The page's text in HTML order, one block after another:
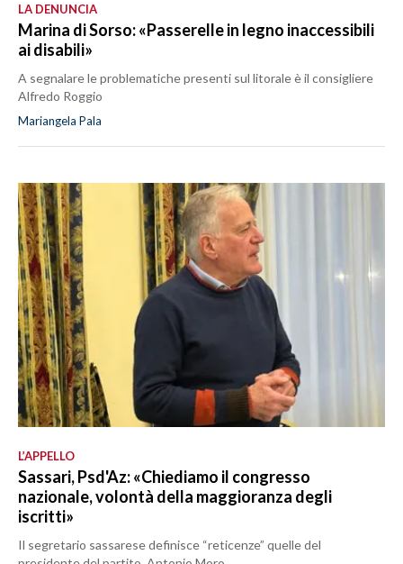
LA DENUNCIA
Marina di Sorso: «Passerelle in legno inaccessibili
ai disabili»
A segnalare le problematiche presenti sul litorale è il consigliere
Alfredo Roggio
Mariangela Pala
L’APPELLO
Sassari, Psd'Az: «Chiediamo il congresso
nazionale, volontà della maggioranza degli
iscritti»
Il segretario sassarese definisce “reticenze” quelle del